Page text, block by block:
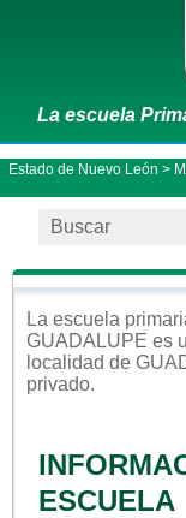
La escuela
Estado de Nuevo León >
La escuela
GUADALUPE es
localidad de
privado.
ESCUELA